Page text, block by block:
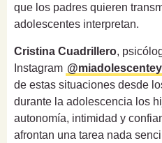
que los padres quieren
adolescentes interpretan.
Cristina Cuadrillero,
Instagram
de estas situaciones desde
durante la adolescencia los
autonomía, intimidad y
afrontan una tarea nada